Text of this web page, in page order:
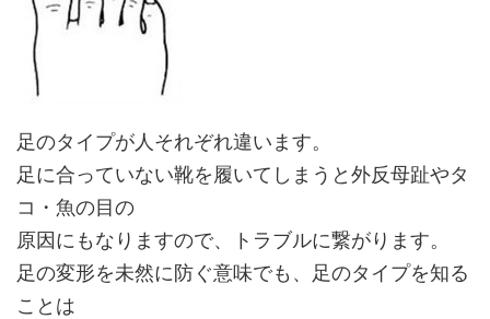
足のタイプが人それぞれ違います。
足に合っていない靴を履いてしまうと外反母趾やタ
コ・魚の目の
原因にもなりますので、トラブルに繋がります。
足の変形を未然に防ぐ意味でも、足のタイプを知る
ことは